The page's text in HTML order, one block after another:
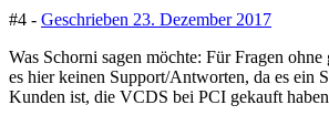
#4 - Geschrieben 23. Dezember 2017
Was Schorni sagen möchte: Für Fragen
es hier keinen Support/Antworten, da es ein
Kunden ist, die VCDS bei PCI gekauft